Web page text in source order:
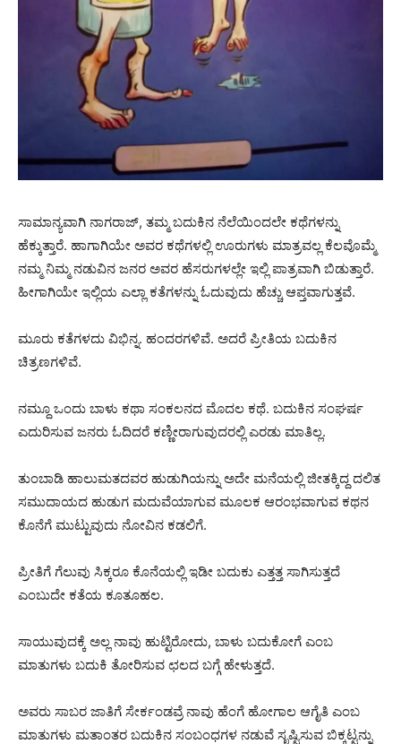
ಸಾಮಾನ್ಯವಾಗಿ ನಾಗರಾಜ್, ತಮ್ಮ ಬದುಕಿನ ನೆಲೆಯಿಂದಲೇ ಕಥೆಗಳನ್ನು
ಹೆಕ್ಕುತ್ತಾರೆ. ಹಾಗಾಗಿಯೇ ಅವರ ಕಥೆಗಳಲ್ಲಿ ಊರುಗಳು ಮಾತ್ರವಲ್ಲ ಕೆಲವೊಮ್ಮೆ
ನಮ್ಮ ನಿಮ್ಮ‌ ನಡುವಿನ ಜನರ ಅವರ ಹೆಸರುಗಳಲ್ಲೇ ಇಲ್ಲಿ ಪಾತ್ರವಾಗಿ ಬಿಡುತ್ತಾರೆ.
ಹೀಗಾಗಿಯೇ ಇಲ್ಲಿಯ ಎಲ್ಲಾ ಕತೆಗಳ‌ನ್ನು ಓದುವುದು ಹೆಚ್ಚು ಆಪ್ತವಾಗುತ್ತವೆ.
ಮೂರು ಕತೆಗಳದು ವಿಭಿನ್ನ. ಹಂದರಗಳಿವೆ. ಅದರೆ ಪ್ರೀತಿಯ ಬದುಕಿನ
ಚಿತ್ರಣಗಳಿವೆ.
ನಮ್ದೂ ಒಂದು ಬಾಳು ಕಥಾ ಸಂಕಲನದ ಮೊದಲ ಕಥೆ. ಬದುಕಿ‌ನ ಸಂಘರ್ಷ
ಎದುರಿಸುವ ಜನರು ಓದಿದರೆ ಕಣ್ಣೀರಾಗುವುದರಲ್ಲಿ ಎರಡು ಮಾತಿಲ್ಲ.
ತುಂಬಾಡಿ ಹಾಲುಮತದವರ ಹುಡುಗಿಯನ್ನು ಅದೇ ಮನೆಯಲ್ಲಿ ಜೀತಕ್ಕಿದ್ದ ದಲಿತ
ಸಮುದಾಯದ ಹುಡುಗ ಮದುವೆಯಾಗುವ ಮೂಲಕ ಆರಂಭವಾಗುವ ಕಥನ
ಕೊನೆಗೆ ಮುಟ್ಟುವುದು ನೋವಿನ ಕಡಲಿಗೆ.
ಪ್ರೀತಿಗೆ ಗೆಲುವು ಸಿಕ್ಕರೂ ಕೊನೆಯಲ್ಲಿ ಇಡೀ ಬದುಕು ಎತ್ತತ್ತ ಸಾಗಿಸುತ್ತದೆ
ಎಂಬುದೇ ಕತೆಯ ಕೂತೂಹಲ.
ಸಾಯುವುದಕ್ಕೆ ಅಲ್ಲ ನಾವು ಹುಟ್ಟಿರೋದು, ಬಾಳು ಬದುಕೋಗೆ ಎಂಬ
ಮಾತುಗಳು ಬದುಕಿ ತೋರಿಸುವ ಛಲದ ಬಗ್ಗೆ ಹೇಳುತ್ತದೆ.
ಅವರು ಸಾಬರ ಜಾತಿಗೆ ಸೇರ್ಕಂಡವ್ರೆ ನಾವು ಹೆಂಗೆ ಹೋಗಾಲ ಆಗೈತಿ ಎಂಬ
ಮಾತುಗಳು ಮತಾಂತರ ಬದುಕಿನ ಸಂಬಂಧಗಳ ನಡುವೆ ಸೃಷ್ಟಿಸುವ ಬಿಕ್ಕಟ್ಟನ್ನು